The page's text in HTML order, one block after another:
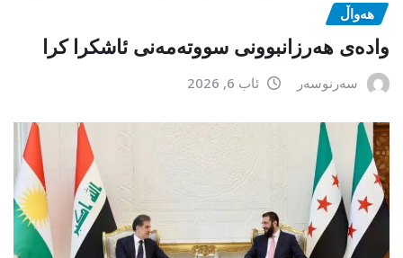
هەواڵ
وادەی هەرزانبوونی سووتەمەنی ئاشکرا کرا
سەرنوسەر ئاب 6, 2026